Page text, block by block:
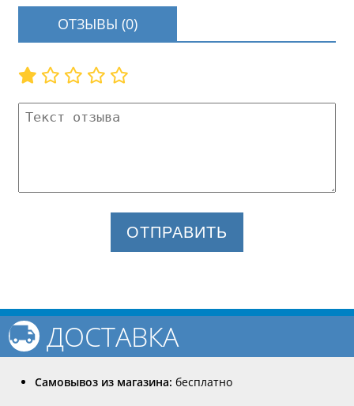
ОТЗЫВЫ (0)
ОТПРАВИТЬ
ДОСТАВКА
Самовывоз из магазина: бесплатно